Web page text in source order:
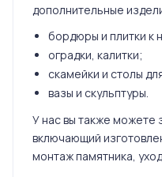
дополнительные
бордюры и плитки к
оградки, калитки;
скамейки и столы
вазы и скульптуры.
У нас вы также можете
включающий
монтаж памятника,